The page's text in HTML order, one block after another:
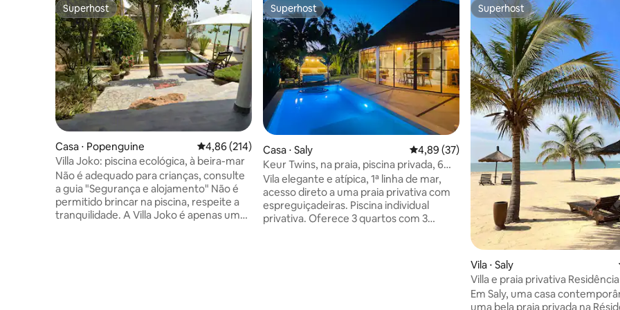
Superhost
Superhost
Casa ⋅ Popenguine 4,86 de uma avaliação média de 5, 214 avaliações
4,86 (214)
Villa Joko: piscina ecológica, à beira-mar
Não é adequado para crianças, consulte
a guia "Segurança e alojamento" Não é
permitido brincar na piscina, respeite a
tranquilidade. A Villa Joko é apenas uma
Superhost
Superhost
Casa ⋅ Saly 4,89 de uma avaliação média de 5, 37
4,89 (37)
Keur Twins, na praia, piscina privada, 6
pessoas.
Vila elegante e atípica, 1ª linha de mar,
acesso direto a uma praia privativa com
espreguiçadeiras. Piscina individual
privativa. Oferece 3 quartos com 3
Superhost
Superhost
Vila ⋅ Saly
Villa e praia privativa
Em Saly, uma casa
uma bela praia privada na